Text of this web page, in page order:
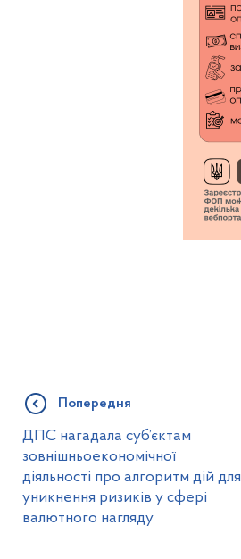
Попередня
ДПС нагадала суб’єктам
зовнішньоекономічної
діяльності про алгоритм дій для
уникнення ризиків у сфері
валютного нагляду